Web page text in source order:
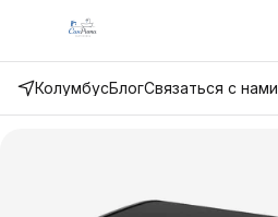
КолумбусБлогСвязаться с нами